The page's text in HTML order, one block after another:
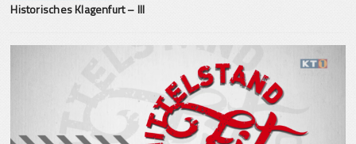
Historisches Klagenfurt – III